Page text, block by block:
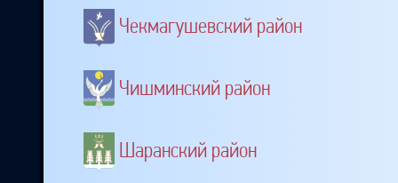
Чекмагушевский район
Чишминский район
Шаранский район